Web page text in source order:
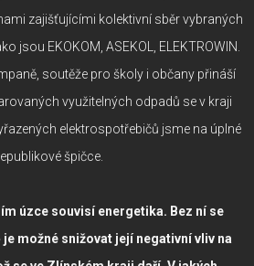
zajišťujícími kolektivní sběr vybraných
jsou EKOKOM, ASEKOL, ELEKTROWIN.
soutěže pro školy i občany přináší
využitelných odpadů se v kraji
elektrospotřebičů jsme na úplné
špičce.
úzce souvisí energetika. Bez ní se
možné snižovat její negativní vliv na